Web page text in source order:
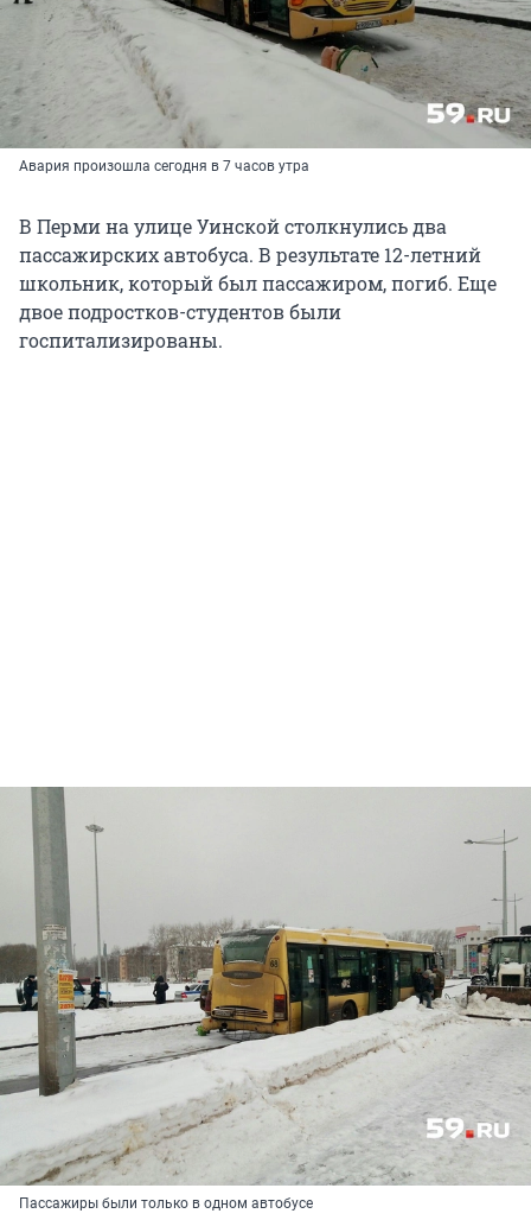
Авария произошла сегодня в 7 часов утра
В Перми на улице Уинской столкнулись два
пассажирских автобуса. В результате 12-летний
школьник, который был пассажиром, погиб. Еще
двое подростков-студентов были
госпитализированы.
Пассажиры были только в одном автобусе